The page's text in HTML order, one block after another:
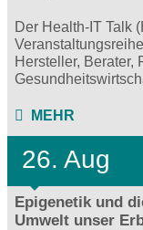
Der Health-IT Talk
Hersteller, Berater,
MEHR
26. Aug
Epigenetik und
Umwelt unser